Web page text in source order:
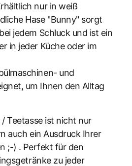
nur in weiß
Hase "Bunny" sorgt
jedem Schluck und ist ein
in jeder Küche oder im
und
um Ihnen den Alltag
Teetasse ist nicht nur
auch ein Ausdruck Ihrer
;-) . Perfekt für den
zu jeder